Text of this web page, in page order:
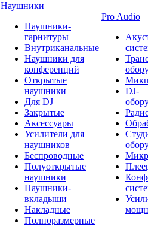
Наушники
Наушники-
гарнитуры
Внутриканальные
Наушники для
конференций
Открытые
наушники
Для DJ
Закрытые
Аксессуары
Усилители для
наушников
Беспроводные
Полуоткрытые
наушники
Наушники-
вкладыши
Накладные
Полноразмерные
Pro Audio
DJ-